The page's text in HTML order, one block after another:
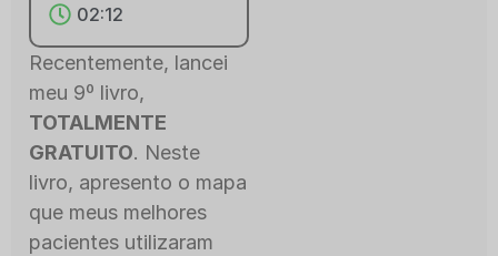
02:12
Recentemente, lancei
meu 9º livro,
TOTALMENTE
GRATUITO. Neste
livro, apresento o mapa
que meus melhores
pacientes utilizaram